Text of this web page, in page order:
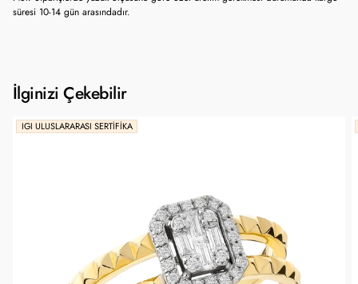
süresi 10-14 gün arasındadır.
İlginizi Çekebilir
IGI ULUSLARARASI SERTIFIKA